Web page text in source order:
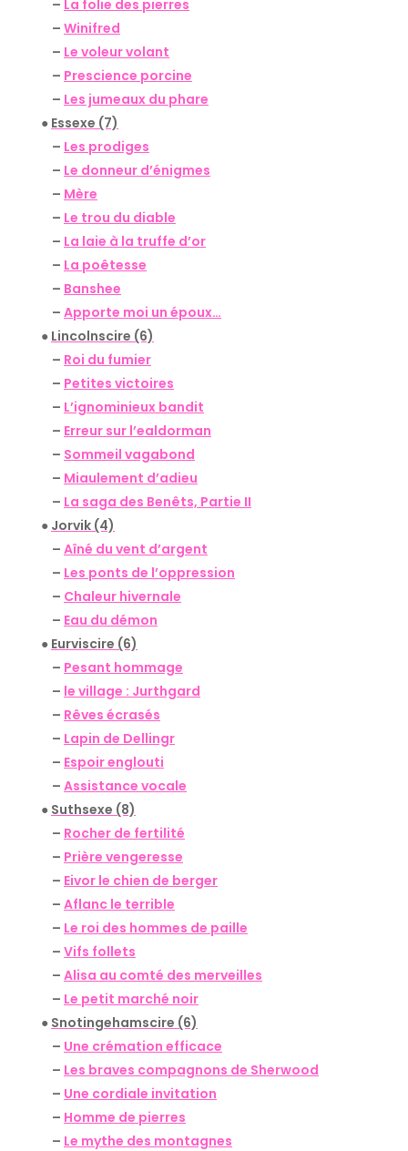
– La folie des pierres
– Winifred
– Le voleur volant
– Prescience porcine
– Les jumeaux du phare
● Essexe (7)
– Les prodiges
– Le donneur d’énigmes
– Mère
– Le trou du diable
– La laie à la truffe d’or
– La poêtesse
– Banshee
– Apporte moi un époux…
● Lincolnscire (6)
– Roi du fumier
– Petites victoires
– L’ignominieux bandit
– Erreur sur l’ealdorman
– Sommeil vagabond
– Miaulement d’adieu
– La saga des Benêts, Partie II
● Jorvik (4)
– Aîné du vent d’argent
– Les ponts de l’oppression
– Chaleur hivernale
– Eau du démon
● Eurviscire (6)
– Pesant hommage
– le village : Jurthgard
– Rêves écrasés
– Lapin de Dellingr
– Espoir englouti
– Assistance vocale
● Suthsexe (8)
– Rocher de fertilité
– Prière vengeresse
– Eivor le chien de berger
– Aflanc le terrible
– Le roi des hommes de paille
– Vifs follets
– Alisa au comté des merveilles
– Le petit marché noir
● Snotingehamscire (6)
– Une crémation efficace
– Les braves compagnons de Sherwood
– Une cordiale invitation
– Homme de pierres
– Le mythe des montagnes